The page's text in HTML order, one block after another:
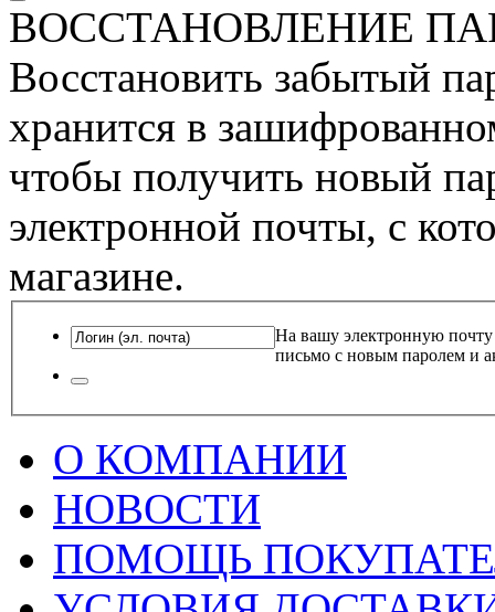
ВОССТАНОВЛЕНИЕ
Восстановить забытый
хранится в
чтобы получить новый
электронной почты, с
магазине.
На вашу электронную почту
письмо с новым паролем и
О КОМПАНИИ
НОВОСТИ
ПОМОЩЬ